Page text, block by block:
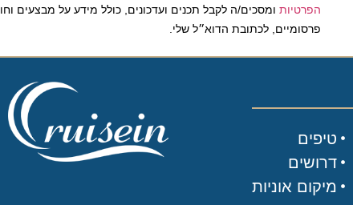
הפרטיותומסכים/ה לקבל תכנים ועדכונים, כולל מידע על מבצעים וחומרים
פרסומיים, לכתובת הדוא״ל שלי.
טיפים
דרושים
מיקום אוניות